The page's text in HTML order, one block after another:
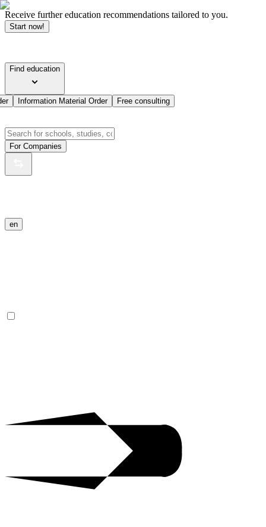
Receive further education recommendations tailored to you.
Start now!
Find education
Information Material Order Free consulting
For Companies
en